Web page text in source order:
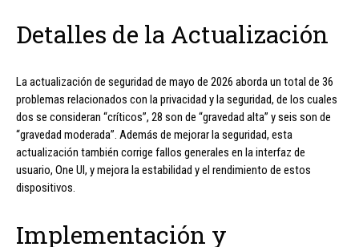
Detalles de la Actualización
La actualización de seguridad de mayo de 2026 aborda un total de 36
problemas relacionados con la privacidad y la seguridad, de los cuales
dos se consideran “críticos”, 28 son de “gravedad alta” y seis son de
“gravedad moderada”. Además de mejorar la seguridad, esta
actualización también corrige fallos generales en la interfaz de
usuario, One UI, y mejora la estabilidad y el rendimiento de estos
dispositivos.
Implementación y